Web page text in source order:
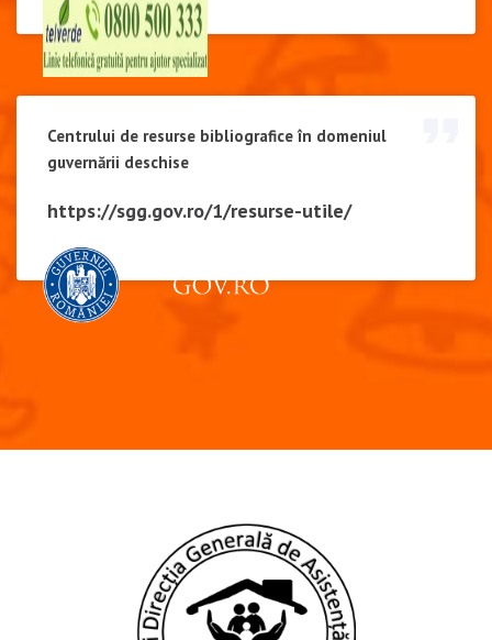
Centrului de resurse bibliografice în domeniul
guvernării deschise
https://sgg.gov.ro/1/resurse-utile/